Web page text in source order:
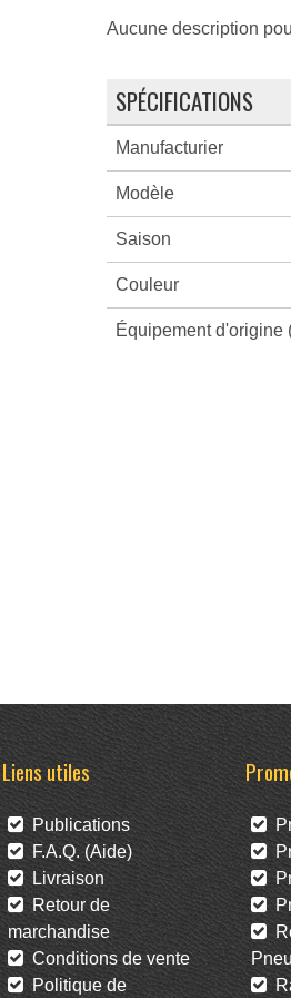
Aucune description
SPÉCIFICATIONS
Manufacturier
Modèle
Saison
Couleur
Équipement d'origine
Liens utiles
Publications
F.A.Q. (Aide)
Livraison
Retour de
marchandise
Conditions de vente
Politique de